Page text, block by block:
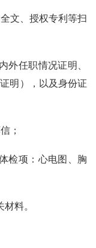
文、授权专利等扫
外任职情况证明、
明），以及身份证
；
检项：心电图、胸
料。